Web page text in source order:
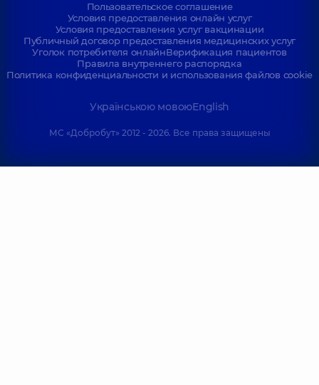
Пользовательское соглашение
Условия предоставления онлайн услуг
Условия предоставления услуг вакцинации
Публичный договор предоставления медицинских услуг
Уголок потребителя онлайнВерификация пациентов
Правила внутреннего распорядка
Политика конфиденциальности и использования файлов cookie
Українською мовоюEnglish
МС «Добробут» 2012 - 2026. Все права защищены